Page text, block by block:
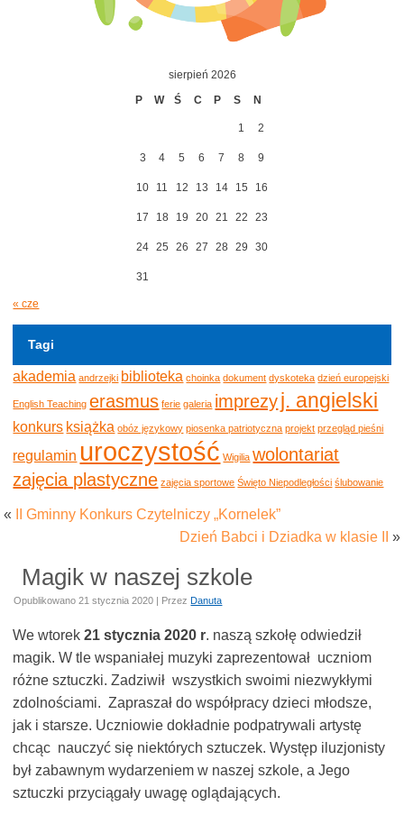
sierpień 2026
P
W Ś C P S N
1 2
3 4 5 6 7 8 9
10 11 12 13 14 15 16
17 18 19 20 21 22 23
24 25 26 27 28 29 30
31
« cze
Tagi
akademia andrzejki biblioteka choinka dokument dyskoteka dzień europejski
English Teaching erasmus ferie galeria imprezyj. angielski
konkurs książka obóz językowy piosenka patriotyczna projekt przegląd pieśni
regulamin uroczystość Wigilia wolontariat
zajęcia plastyczne zajęcia sportowe Święto Niepodległości ślubowanie
«
II Gminny Konkurs Czytelniczy „Kornelek”
Dzień Babci i Dziadka w klasie II
»
Magik w naszej szkole
Opublikowano 21 stycznia 2020 | Przez Danuta
We wtorek21 stycznia 2020 r. naszą szkołę odwiedził
magik. W tle wspaniałej muzyki zaprezentował uczniom
różne sztuczki. Zadziwił wszystkich swoimi niezwykłymi
zdolnościami. Zapraszał do współpracy dzieci młodsze,
jak i starsze. Uczniowie dokładnie podpatrywali artystę
chcąc nauczyć się niektórych sztuczek. Występ iluzjonisty
był zabawnym wydarzeniem w naszej szkole, a Jego
sztuczki przyciągały uwagę oglądających.